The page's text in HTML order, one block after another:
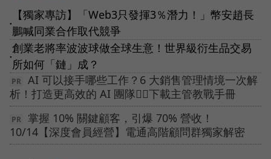
●
【獨家專訪】「Web3只發揮3％潛力！」幣安趙長
鵬喊同業合作取代競爭
●
創業老將率波波球做全球生意！世界級衍生品交易
所如何「鏈」成？
AI 可以接手哪些工作？6 大銷售管理情境一次解
析！打造更高效的 AI 團隊👉🏻下載主管教戰手冊
掌握 10% 關鍵顧客，引爆 70% 營收！
10/14【深度會員經營】電通高階顧問群獨家解密